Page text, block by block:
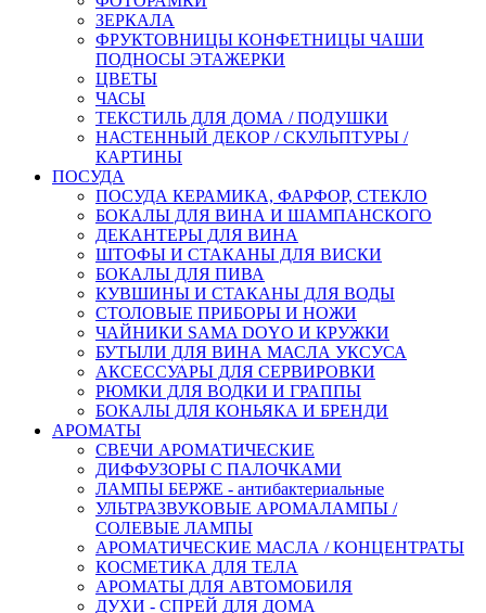
ЗЕРКАЛА
ФРУКТОВНИЦЫ КОНФЕТНИЦЫ ЧАШИ
ПОДНОСЫ ЭТАЖЕРКИ
ЦВЕТЫ
ЧАСЫ
ТЕКСТИЛЬ ДЛЯ ДОМА / ПОДУШКИ
НАСТЕННЫЙ ДЕКОР / СКУЛЬПТУРЫ /
КАРТИНЫ
ПОСУДА
ПОСУДА КЕРАМИКА, ФАРФОР, СТЕКЛО
БОКАЛЫ ДЛЯ ВИНА И ШАМПАНСКОГО
ДЕКАНТЕРЫ ДЛЯ ВИНА
ШТОФЫ И СТАКАНЫ ДЛЯ ВИСКИ
БОКАЛЫ ДЛЯ ПИВА
КУВШИНЫ И СТАКАНЫ ДЛЯ ВОДЫ
СТОЛОВЫЕ ПРИБОРЫ И НОЖИ
ЧАЙНИКИ SAMA DOYO И КРУЖКИ
БУТЫЛИ ДЛЯ ВИНА МАСЛА УКСУСА
АКСЕССУАРЫ ДЛЯ СЕРВИРОВКИ
РЮМКИ ДЛЯ ВОДКИ И ГРАППЫ
БОКАЛЫ ДЛЯ КОНЬЯКА И БРЕНДИ
АРОМАТЫ
СВЕЧИ АРОМАТИЧЕСКИЕ
ДИФФУЗОРЫ С ПАЛОЧКАМИ
ЛАМПЫ БЕРЖЕ - антибактериальные
УЛЬТРАЗВУКОВЫЕ АРОМАЛАМПЫ /
СОЛЕВЫЕ ЛАМПЫ
АРОМАТИЧЕСКИЕ МАСЛА / КОНЦЕНТРАТЫ
КОСМЕТИКА ДЛЯ ТЕЛА
АРОМАТЫ ДЛЯ АВТОМОБИЛЯ
ДУХИ - СПРЕЙ ДЛЯ ДОМА